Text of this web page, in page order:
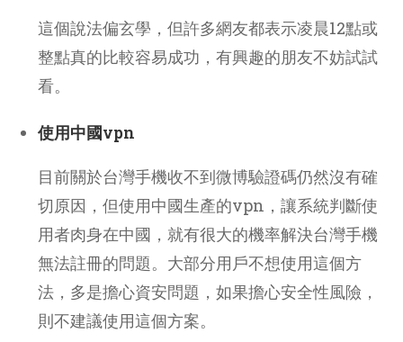
這個說法偏玄學，但許多網友都表示凌晨12點或
整點真的比較容易成功，有興趣的朋友不妨試試
看。
使用中國vpn
目前關於台灣手機收不到微博驗證碼仍然沒有確
切原因，但使用中國生產的vpn，讓系統判斷使
用者肉身在中國，就有很大的機率解決台灣手機
無法註冊的問題。大部分用戶不想使用這個方
法，多是擔心資安問題，如果擔心安全性風險，
則不建議使用這個方案。